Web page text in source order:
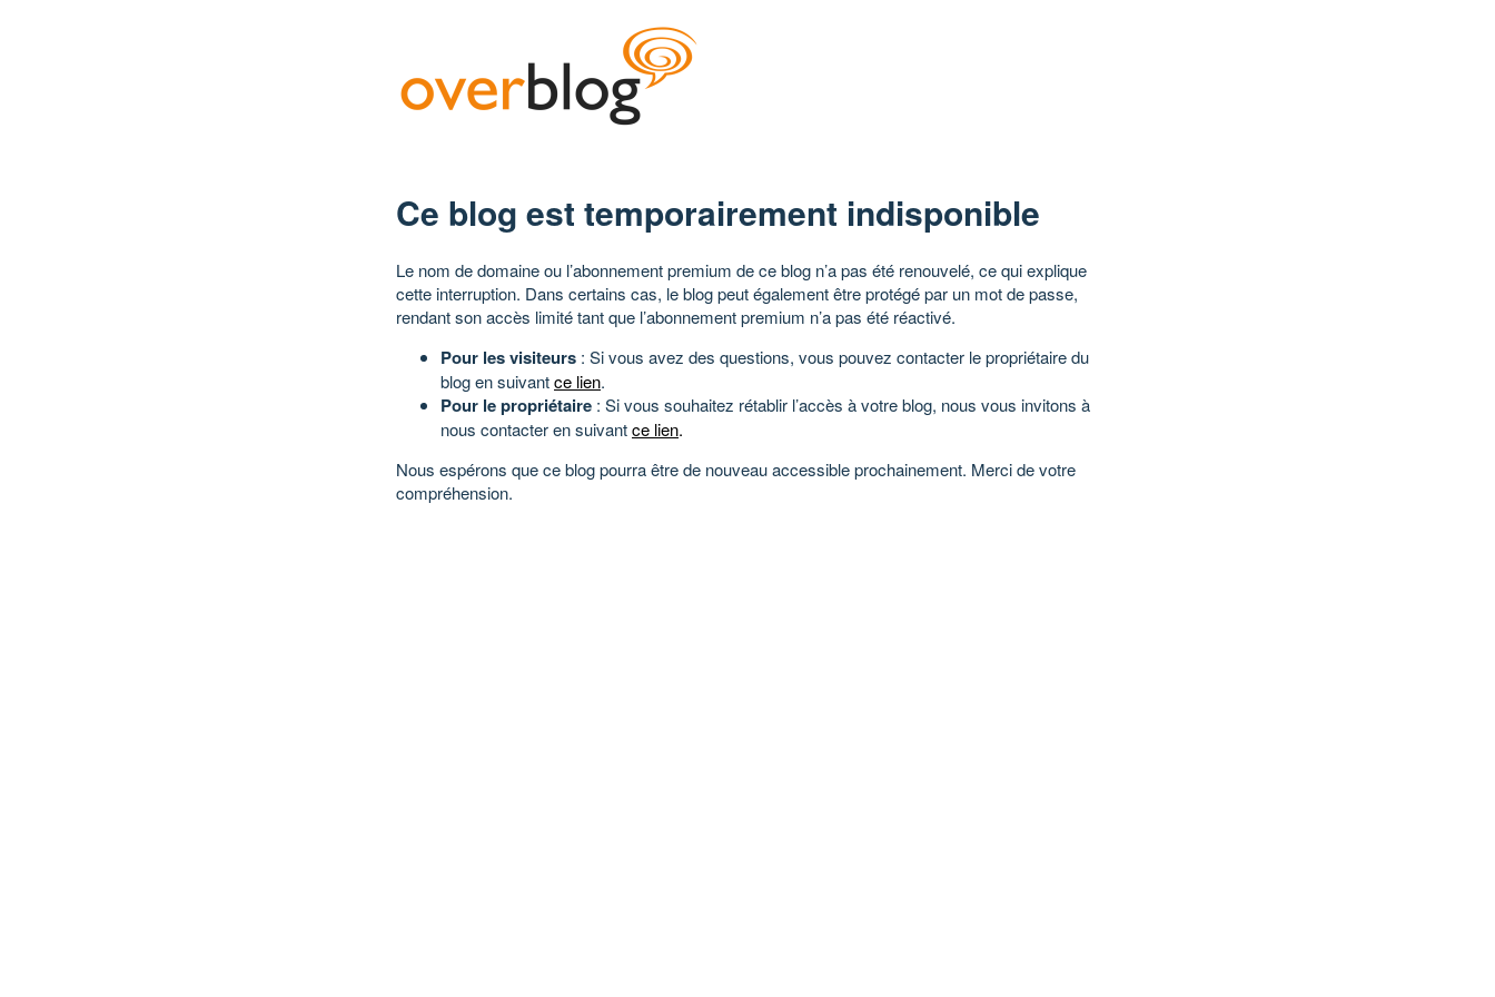
Ce blog est temporairement indisponible
Le nom de domaine ou l’abonnement premium de ce blog n’a pas été renouvelé, ce qui explique
cette interruption. Dans certains cas, le blog peut également être protégé par un mot de passe,
rendant son accès limité tant que l’abonnement premium n’a pas été réactivé.
Pour les visiteurs : Si vous avez des questions, vous pouvez contacter le propriétaire du
blog en suivantce lien.
Pour le propriétaire : Si vous souhaitez rétablir l’accès à votre blog, nous vous invitons à
nous contacter en suivantce lien.
Nous espérons que ce blog pourra être de nouveau accessible prochainement. Merci de votre
compréhension.